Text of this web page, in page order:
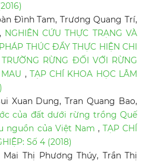
Đình Tam, Trương Quang Trí,
NGHIÊN CỨU THỰC TRẠNG VÀ
THÚC ĐẨY THỰC HIỆN CHI
RỪNG ĐỐI VỚI RỪNG
, TẠP CHÍ KHOA HỌC LÂM
Xuan Dung, Tran Quang Bao,
của đất dưới rừng trồng Quế
nguồn của Việt Nam , TẠP CHÍ
Số 4 (2018)
Mai Thị Phương Thúy, Trần Thị